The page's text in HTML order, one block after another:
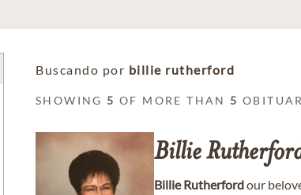
Buscando por billie rutherford
SHOWING 5 OF MORE THAN 5
Billie
Billie Rutherfordour